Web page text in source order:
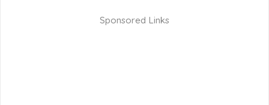
Sponsored Links